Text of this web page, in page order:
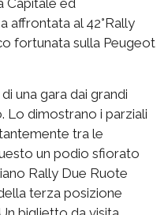
Capitale ed
affrontata al 42°Rally
fortunata sulla Peugeot
una gara dai grandi
Lo dimostrano i parziali
tra le
un podio sfiorato
Rally Due Ruote
terza posizione